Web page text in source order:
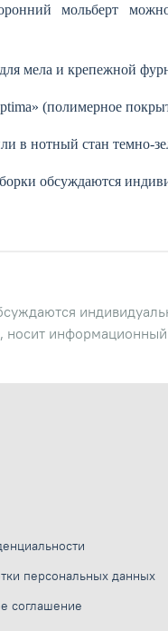
мольберт
мела и крепежной
(полимерное
в нотный стан темно-
обсуждаются
персональных данных
соглашение